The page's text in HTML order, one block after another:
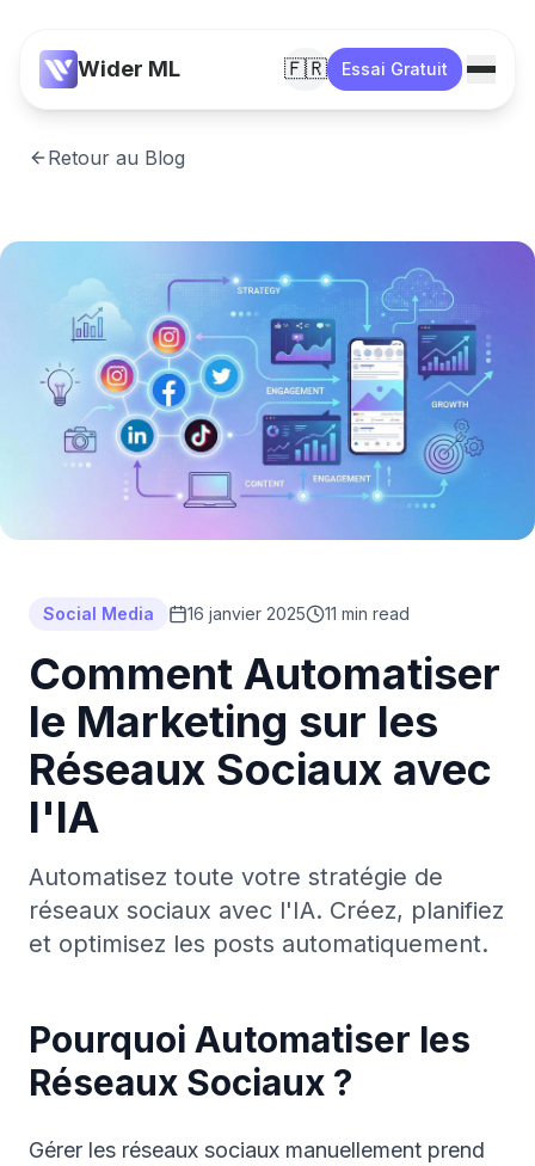
Wider ML 🇫🇷 Essai Gratuit
Retour au Blog
Social Media 16 janvier 2025 11 min read
Comment Automatiser
le Marketing sur les
Réseaux Sociaux avec
l'IA
Automatisez toute votre stratégie de
réseaux sociaux avec l'IA. Créez, planifiez
et optimisez les posts automatiquement.
Pourquoi Automatiser les
Réseaux Sociaux ?
Gérer les réseaux sociaux manuellement prend